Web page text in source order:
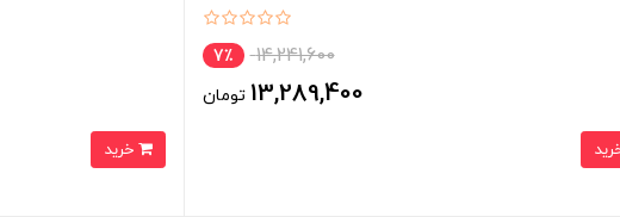
14,241,600 7٪
13,289,400 تومان
خرید